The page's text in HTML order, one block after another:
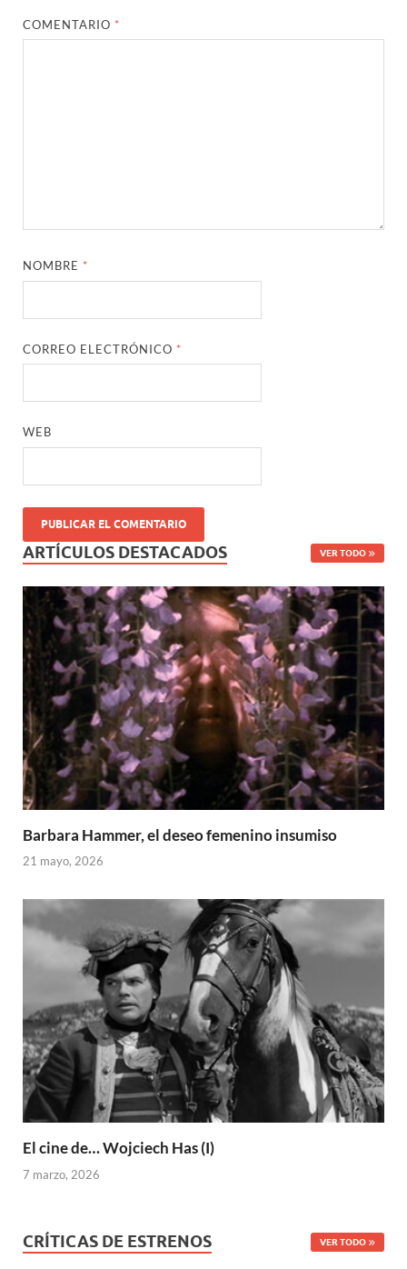
COMENTARIO *
NOMBRE *
CORREO ELECTRÓNICO *
WEB
ARTÍCULOS DESTACADOS VER TODO
Barbara Hammer, el deseo femenino insumiso
21 mayo, 2026
El cine de… Wojciech Has (I)
7 marzo, 2026
CRÍTICAS DE ESTRENOS VER TODO